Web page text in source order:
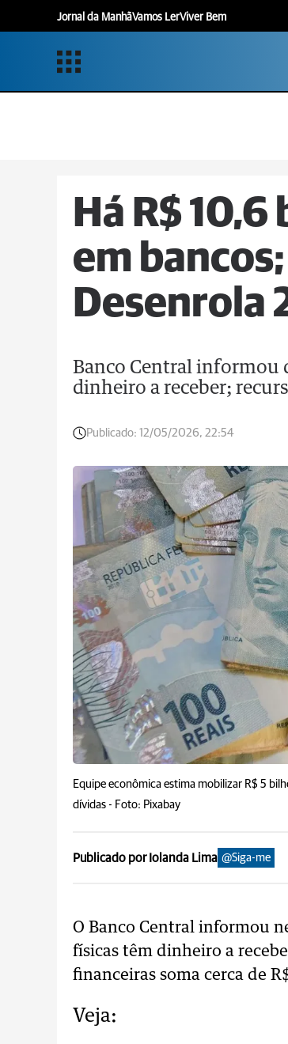
Jornal da ManhãVamos LerViver Bem
Há R$
em
Desenrola
Banco Central informou
dinheiro a receber;
Publicado: 12/05/2026, 22:54
Equipe econômica estima mobilizar R$ 5
dívidas - Foto: Pixabay
Publicado por Iolanda Lima @Siga-me
O Banco Central informou
físicas têm dinheiro a
financeiras soma cerca de
Veja: